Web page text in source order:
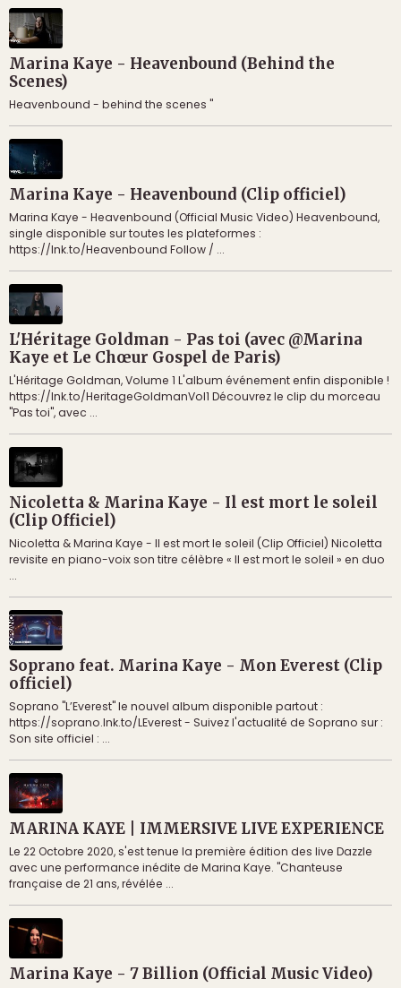
Marina Kaye - Heavenbound (Behind the
Scenes)
Heavenbound - behind the scenes "
Marina Kaye - Heavenbound (Clip officiel)
Marina Kaye - Heavenbound (Official Music Video) Heavenbound,
single disponible sur toutes les plateformes :
https://lnk.to/Heavenbound Follow / ...
L'Héritage Goldman - Pas toi (avec @Marina
Kaye et Le Chœur Gospel de Paris)
L'Héritage Goldman, Volume 1 L'album événement enfin disponible !
https://lnk.to/HeritageGoldmanVol1 Découvrez le clip du morceau
"Pas toi", avec ...
Nicoletta & Marina Kaye - Il est mort le soleil
(Clip Officiel)
Nicoletta & Marina Kaye - Il est mort le soleil (Clip Officiel) Nicoletta
revisite en piano-voix son titre célèbre « Il est mort le soleil » en duo
...
Soprano feat. Marina Kaye - Mon Everest (Clip
officiel)
Soprano "L’Everest" le nouvel album disponible partout :
https://soprano.lnk.to/LEverest - Suivez l'actualité de Soprano sur :
Son site officiel : ...
MARINA KAYE | IMMERSIVE LIVE EXPERIENCE
Le 22 Octobre 2020, s'est tenue la première édition des live Dazzle
avec une performance inédite de Marina Kaye. "Chanteuse
française de 21 ans, révélée ...
Marina Kaye - 7 Billion (Official Music Video)